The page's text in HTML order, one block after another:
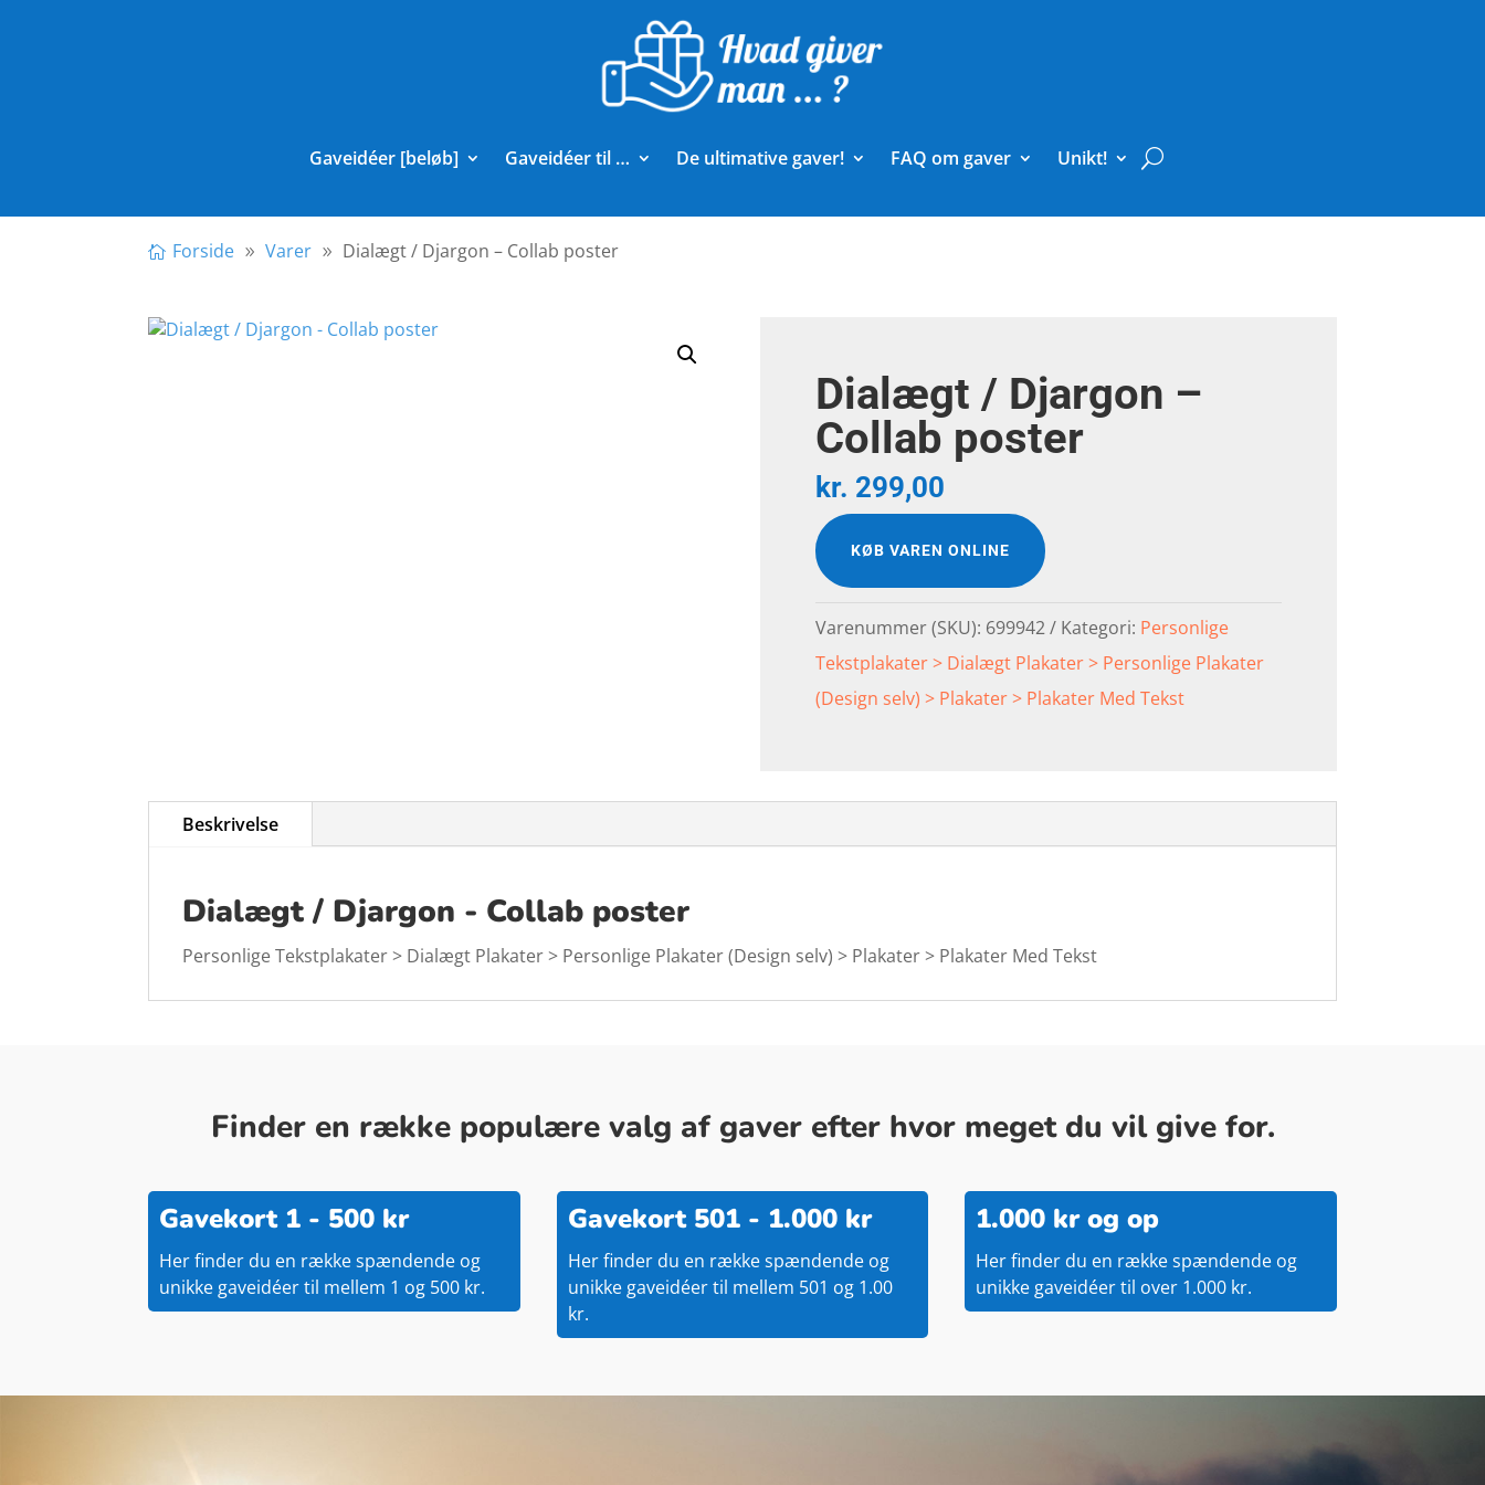
Gaveidéer [beløb] Gaveidéer til … De ultimative gaver! FAQ om gaver Unikt!
Forside Varer Dialægt / Djargon – Collab poster
Dialægt / Djargon –
Collab poster
kr. 299,00
KØB VAREN ONLINE
Varenummer (SKU): 699942 Kategori: Personlige
Tekstplakater > Dialægt Plakater > Personlige Plakater
(Design selv) > Plakater > Plakater Med Tekst
Beskrivelse
Dialægt / Djargon - Collab poster
Personlige Tekstplakater > Dialægt Plakater > Personlige Plakater (Design selv) > Plakater > Plakater Med Tekst
Finder en række populære valg af gaver efter hvor meget du vil give for.
Gavekort 1 - 500 kr
Her finder du en række spændende og
unikke gaveidéer til mellem 1 og 500 kr.
Gavekort 501 - 1.000 kr
Her finder du en række spændende og
unikke gaveidéer til mellem 501 og 1.00
kr.
1.000 kr og op
Her finder du en række spændende og
unikke gaveidéer til over 1.000 kr.